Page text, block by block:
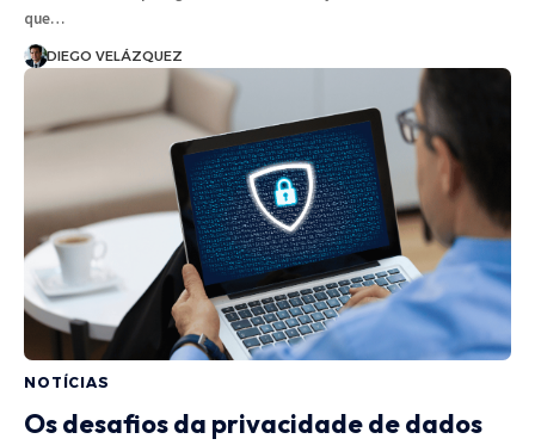
que…
DIEGO VELÁZQUEZ
NOTÍCIAS
Os desafios da privacidade de dados